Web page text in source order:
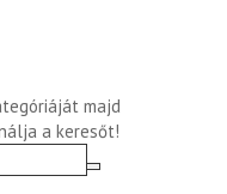
majd
a keresőt!